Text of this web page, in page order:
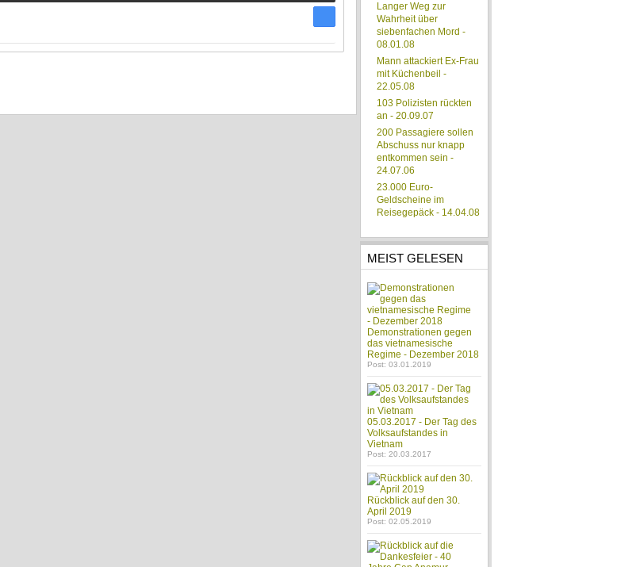
Langer Weg zur
Wahrheit über
siebenfachen Mord -
08.01.08
Mann attackiert Ex-Frau
mit Küchenbeil -
22.05.08
103 Polizisten rückten
an - 20.09.07
200 Passagiere sollen
Abschuss nur knapp
entkommen sein -
24.07.06
23.000 Euro-
Geldscheine im
Reisegepäck - 14.04.08
MEIST GELESEN
Demonstrationen gegen
das vietnamesische
Regime - Dezember 2018
Post: 03.01.2019
05.03.2017 - Der Tag des
Volksaufstandes in
Vietnam
Post: 20.03.2017
Rückblick auf den 30.
April 2019
Post: 02.05.2019